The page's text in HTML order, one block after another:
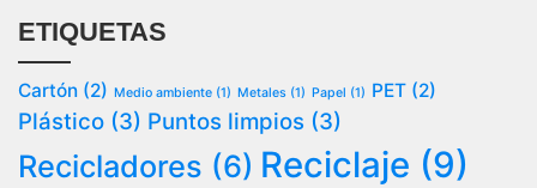
ETIQUETAS
Cartón (2) Medio ambiente (1) Metales (1) Papel (1) PET (2)
Plástico (3) Puntos limpios (3)
Recicladores (6) Reciclaje (9)